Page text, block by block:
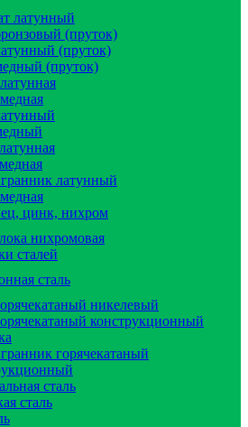
латунный
(пруток)
(пруток)
(пруток)
латунный
цинк, нихром
нихромовая
сталей
сталь
никелевый
конструкционный
горячекатаный
сталь
сталь